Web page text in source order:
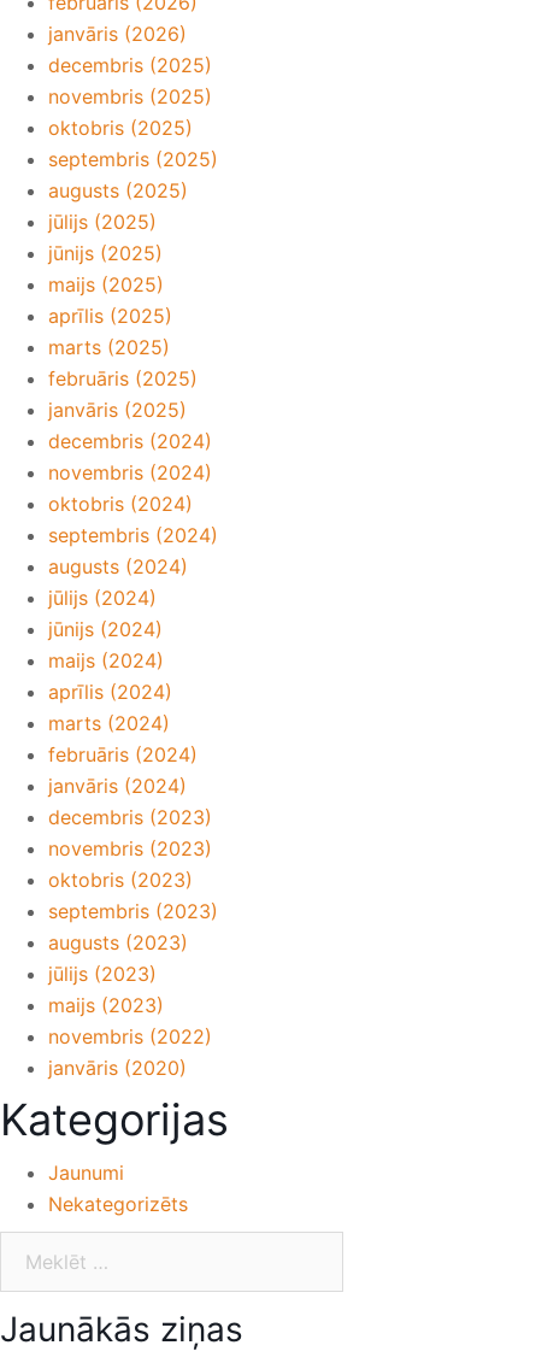
janvāris (2026)
decembris (2025)
novembris (2025)
oktobris (2025)
septembris (2025)
augusts (2025)
jūlijs (2025)
jūnijs (2025)
maijs (2025)
aprīlis (2025)
marts (2025)
februāris (2025)
janvāris (2025)
decembris (2024)
novembris (2024)
oktobris (2024)
septembris (2024)
augusts (2024)
jūlijs (2024)
jūnijs (2024)
maijs (2024)
aprīlis (2024)
marts (2024)
februāris (2024)
janvāris (2024)
decembris (2023)
novembris (2023)
oktobris (2023)
septembris (2023)
augusts (2023)
jūlijs (2023)
maijs (2023)
novembris (2022)
janvāris (2020)
Kategorijas
Jaunumi
Nekategorizēts
Jaunākās ziņas